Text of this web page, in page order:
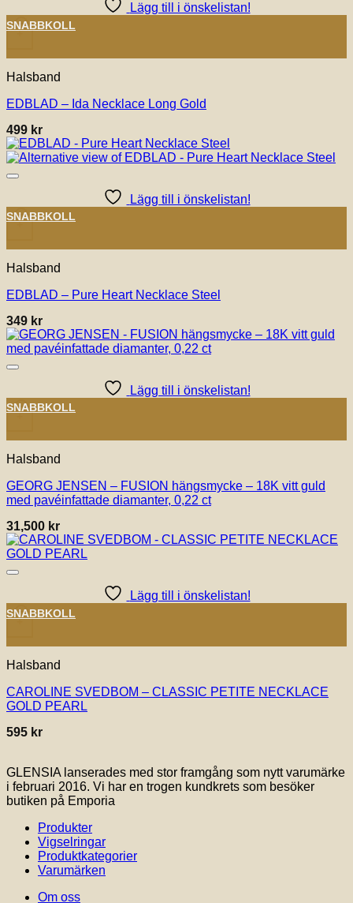
Lägg till i önskelistan!
+
SNABBKOLL
Halsband
EDBLAD – Ida Necklace Long Gold
499 kr
Lägg till i önskelistan!
+
SNABBKOLL
Halsband
EDBLAD – Pure Heart Necklace Steel
349 kr
Lägg till i önskelistan!
+
SNABBKOLL
Halsband
GEORG JENSEN – FUSION hängsmycke – 18K vitt guld
med pavéinfattade diamanter, 0,22 ct
31,500 kr
Lägg till i önskelistan!
+
SNABBKOLL
Halsband
CAROLINE SVEDBOM – CLASSIC PETITE NECKLACE
GOLD PEARL
595 kr
GLENSIA lanserades med stor framgång som nytt varumärke
i februari 2016. Vi har en trogen kundkrets som besöker
butiken på Emporia
Produkter
Vigselringar
Produktkategorier
Varumärken
Om oss